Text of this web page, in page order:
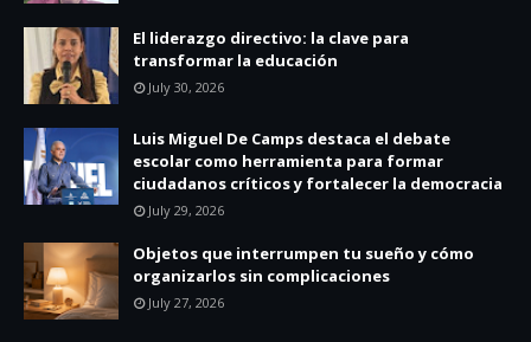
El liderazgo directivo: la clave para
transformar la educación
July 30, 2026
Luis Miguel De Camps destaca el debate
escolar como herramienta para formar
ciudadanos críticos y fortalecer la democracia
July 29, 2026
Objetos que interrumpen tu sueño y cómo
organizarlos sin complicaciones
July 27, 2026